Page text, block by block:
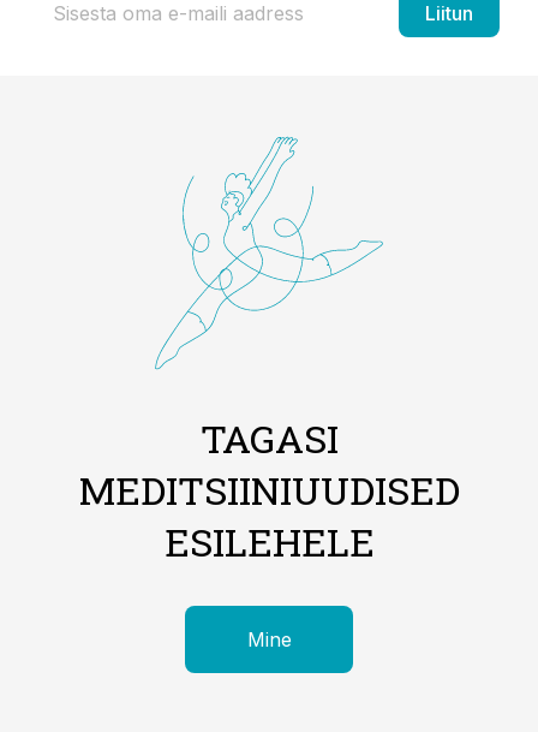
Liitun
TAGASI
MEDITSIINIUUDISED
ESILEHELE
Mine